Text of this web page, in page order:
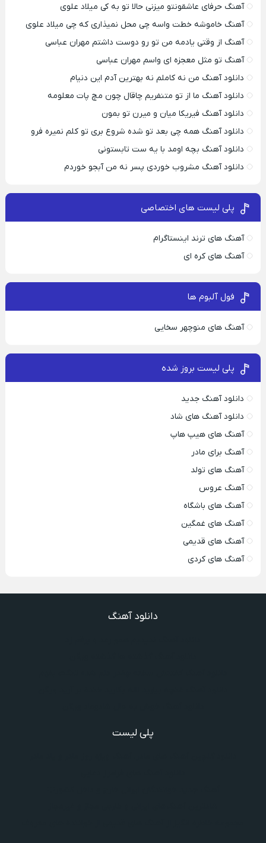
آهنگ حرفای عاشقونتو میزنی حالا تو به کی میلاد علوی
آهنگ خاموشه خطت واسه چی محل نمیذاری که چی میلاد علوی
آهنگ از وقتی یادمه من تو رو دوست داشتم مهران عباسی
آهنگ تو مثل معجزه ای واسم مهران عباسی
دانلود آهنگ من نه کاملم نه بهترین آدم این دنیام
دانلود آهنگ ما از تو متنفریم چاقال چون مچ پات معلومه
دانلود آهنگ فیریکا میان و میرن تو بمون
دانلود آهنگ همه چی بعد تو شده شروع بری تو کلم نمیره فرو
دانلود آهنگ بچه اومد با یه ست تابستونی
دانلود آهنگ مشروب خوردی پسر نه من آبجو خوردم
پلی لیست های اختصاصی
آهنگ های ترند اینستاگرام
آهنگ های کره ای
فول آلبوم ها
آهنگ های منوچهر سخایی
پلی لیست بروز شده
دانلود آهنگ جدید
دانلود آهنگ های شاد
آهنگ های هیپ هاپ
آهنگ برای مادر
آهنگ های تولد
آهنگ عروس
آهنگ های باشگاه
آهنگ های غمگین
آهنگ های قدیمی
آهنگ های کردی
دانلود آهنگ
پلی لیست